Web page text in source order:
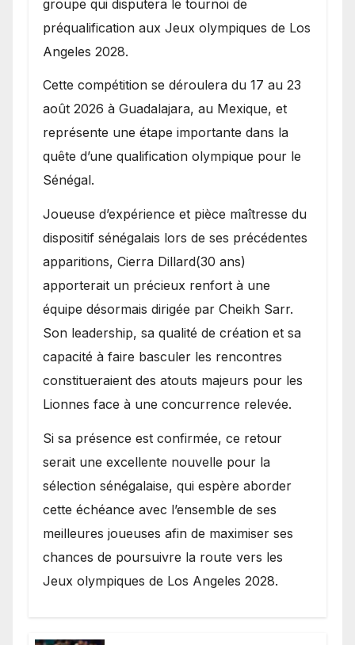
groupe qui disputera le tournoi de
préqualification aux Jeux olympiques de Los
Angeles 2028.
Cette compétition se déroulera du 17 au 23
août 2026 à Guadalajara, au Mexique, et
représente une étape importante dans la
quête d’une qualification olympique pour le
Sénégal.
Joueuse d’expérience et pièce maîtresse du
dispositif sénégalais lors de ses précédentes
apparitions, Cierra Dillard(30 ans)
apporterait un précieux renfort à une
équipe désormais dirigée par Cheikh Sarr.
Son leadership, sa qualité de création et sa
capacité à faire basculer les rencontres
constitueraient des atouts majeurs pour les
Lionnes face à une concurrence relevée.
Si sa présence est confirmée, ce retour
serait une excellente nouvelle pour la
sélection sénégalaise, qui espère aborder
cette échéance avec l’ensemble de ses
meilleures joueuses afin de maximiser ses
chances de poursuivre la route vers les
Jeux olympiques de Los Angeles 2028.